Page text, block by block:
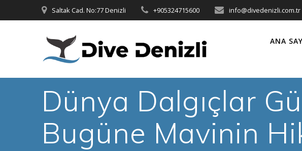
to
Saltak Cad. No:77 Denizli +905324715600 info@divedenizli.com.tr
ANA
Dünya Dalgıçlar
Bugüne Mavinin